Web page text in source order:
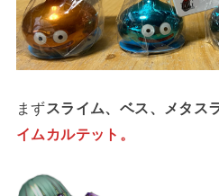
まずスライム、ベス、メタス
イムカルテット。